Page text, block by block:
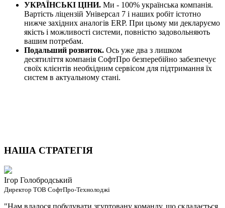
УКРАЇНСЬКІ ЦІНИ. Ми - 100% українська компанія.
Вартість ліцензій Універсал 7 і наших робіт істотно
нижче західних аналогів ERP. При цьому ми декларуємо
якість і можливості системи, повністю задовольняють
вашим потребам.
Подальший розвиток. Ось уже два з лишком
десятиліття компанія СофтПро безперебійно забезпечує
своїх клієнтів необхідним сервісом для підтримання їх
систем в актуальному стані.
НАША СТРАТЕГІЯ
Ігор Голобродський
Директор ТОВ СофтПро-Технолоджі
"Нам вдалося побудувати згуртовану команду, що складається